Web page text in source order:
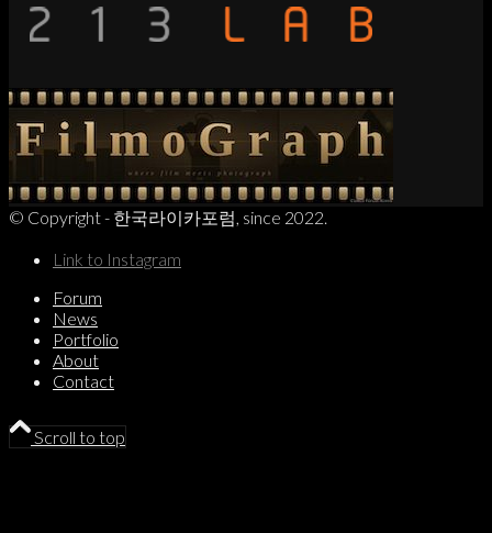
© Copyright - 한국라이카포럼, since 2022.
Link to Instagram
Forum
News
Portfolio
About
Contact
Scroll to top